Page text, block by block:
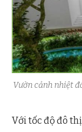
Vườn cảnh nhiệt
Với tốc độ đô